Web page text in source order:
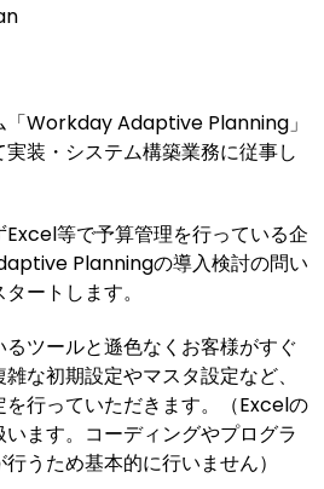
「Workday Adaptive Planning」
装・システム構築業務に従事し
等で予算管理を行っている企
Planningの導入検討の問い
ートします。
ツールと遜色なくお客様がすぐ
な初期設定やマスタ設定など、
行っていただきます。（Excelの
ます。コーディングやプログラ
うため基本的に行いません）